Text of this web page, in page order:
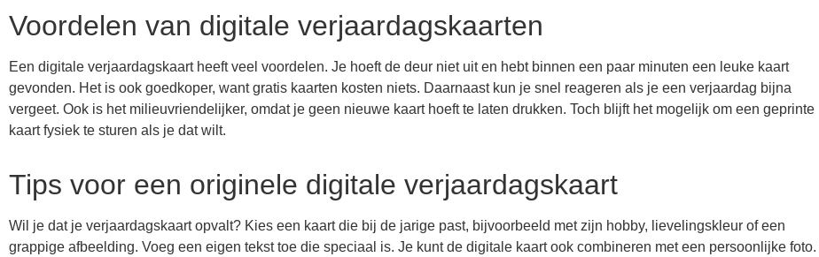
Voordelen van digitale verjaardagskaarten
Een digitale verjaardagskaart heeft veel voordelen. Je hoeft de deur niet uit en hebt binnen een paar minuten een leuke kaart
gevonden. Het is ook goedkoper, want gratis kaarten kosten niets. Daarnaast kun je snel reageren als je een verjaardag bijna
vergeet. Ook is het milieuvriendelijker, omdat je geen nieuwe kaart hoeft te laten drukken. Toch blijft het mogelijk om een geprinte
kaart fysiek te sturen als je dat wilt.
Tips voor een originele digitale verjaardagskaart
Wil je dat je verjaardagskaart opvalt? Kies een kaart die bij de jarige past, bijvoorbeeld met zijn hobby, lievelingskleur of een
grappige afbeelding. Voeg een eigen tekst toe die speciaal is. Je kunt de digitale kaart ook combineren met een persoonlijke foto.